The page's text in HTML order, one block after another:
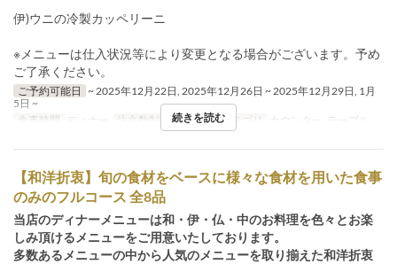
伊)ウニの冷製カッペリーニ
※メニューは仕入状況等により変更となる場合がございます。予め
ご了承ください。
ご予約可能日 ~ 2025年12月22日, 2025年12月26日 ~ 2025年12月29日, 1月
5日 ~
食事時間
ディナー 注文数制限 ~ 6 席のカテゴリ カウンター, テーブル
続きを読む
【和洋折衷】旬の食材をベースに様々な食材を用いた食事
のみのフルコース 全8品
当店のディナーメニューは和・伊・仏・中のお料理を色々とお楽
しみ頂けるメニューをご用意いたしております。
多数あるメニューの中から人気のメニューを取り揃えた和洋折衷